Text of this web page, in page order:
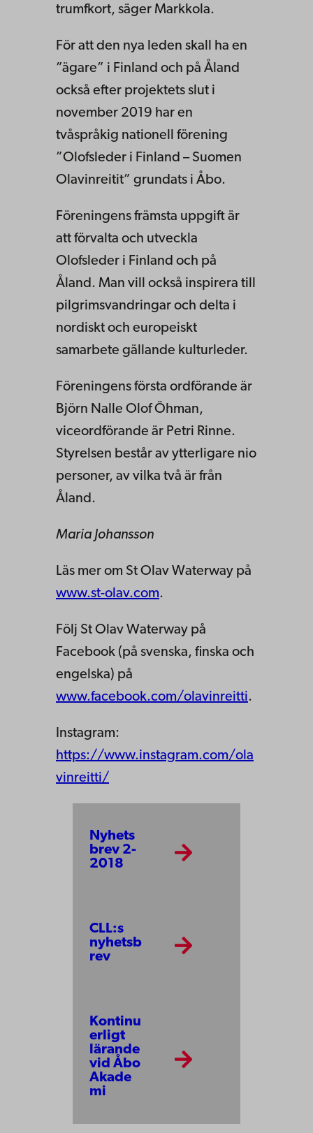
trumfkort, säger Markkola.
För att den nya leden skall ha en
”ägare” i Finland och på Åland
också efter projektets slut i
november 2019 har en
tvåspråkig nationell förening
”Olofsleder i Finland – Suomen
Olavinreitit” grundats i Åbo.
Föreningens främsta uppgift är
att förvalta och utveckla
Olofsleder i Finland och på
Åland. Man vill också inspirera till
pilgrimsvandringar och delta i
nordiskt och europeiskt
samarbete gällande kulturleder.
Föreningens första ordförande är
Björn Nalle Olof Öhman,
viceordförande är Petri Rinne.
Styrelsen består av ytterligare nio
personer, av vilka två är från
Åland.
Maria Johansson
Läs mer om St Olav Waterway på
www.st-olav.com.
Följ St Olav Waterway på
Facebook (på svenska, finska och
engelska) på
www.facebook.com/olavinreitti.
Instagram:
https://www.instagram.com/ola
vinreitti/
Nyhets
brev 2-
2018
CLL:s
nyhetsb
rev
Kontinu
erligt
lärande
vid Åbo
Akade
mi